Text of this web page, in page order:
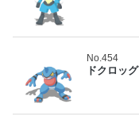
No.454
ドクロッグ